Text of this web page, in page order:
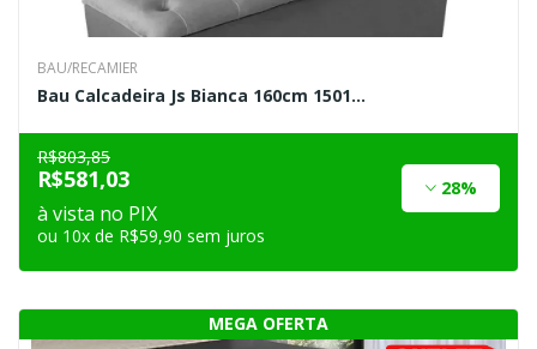
BAU/RECAMIER
Bau Calcadeira Js Bianca 160cm 1501...
R$803,85
R$581,03 28%
à vista no PIX
ou 10x de R$59,90 sem juros